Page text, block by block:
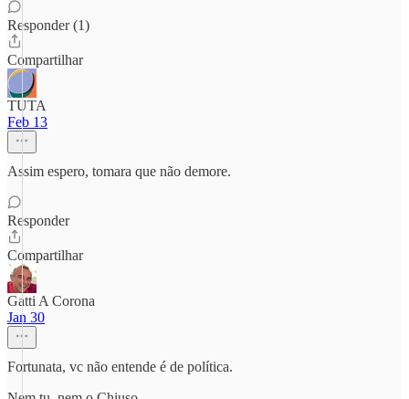
Responder (1)
Compartilhar
TUTA
Feb 13
Assim espero, tomara que não demore.
Responder
Compartilhar
Gatti A Corona
Jan 30
Fortunata, vc não entende é de política.